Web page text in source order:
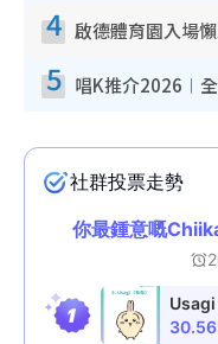
4
5